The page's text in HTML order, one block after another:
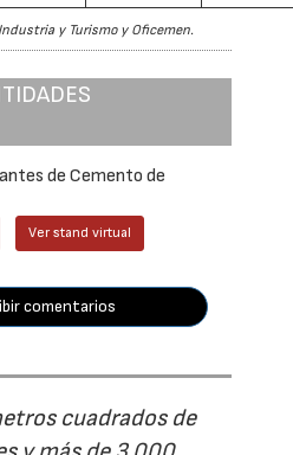
y Turismo y Oficemen.
de Cemento de
Ver stand virtual
comentarios
cuadrados de